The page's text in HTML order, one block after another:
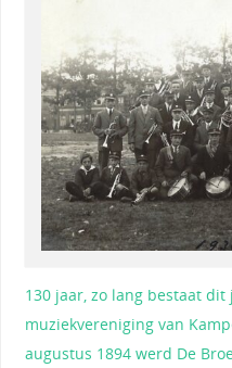
130 jaar, zo lang bestaat
muziekvereniging van
augustus 1894 werd De